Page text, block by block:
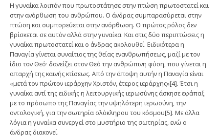
Η γυναίκα λοιπόν που πρωτοστάτησε στην πτώση πρωτοστατεί και
στην ανόρθωση του ανθρώπου. Ο άνδρας συμπαρασύρεται στην
πτώση και συμπορεύεται στην ανόρθωση. Ο πρώτος ρόλος δεν
βρίσκεται σε αυτόν αλλά στην γυναίκα. Και στις δύο περιπτώσεις η
γυναίκα πρωτοστατεί και ο άνδρας ακολουθεί. Ειδικότερα η
Παναγία γίνεται συναίτιος της θείας ενανθρωπήσεως, μαζί με τον
ίδιο τον Θεό· δανείζει στον Θεό την ανθρώπινη φύση, που γίνεται η
απαρχή της καινής κτίσεως. Από την άποψη αυτήν η Παναγία είναι
«μετά τον πρώτον ιεράρχην Χριστόν, έτερος ιεράρχης»[4]. Έτσι η
γυναίκα αντί της ειδικής η λειτουργικής ιερωσύνης άσκησε εφάπαξ
με το πρόσωπο της Παναγίας την υψηλότερη ιερωσύνη, την
οντολογική, για την σωτηρία ολόκληρου του κόσμου[5]. Με άλλα
λόγια η γυναίκα συνεργεί στο μυστήριο της σωτηρίας, ενώ ο
άνδρας διακονεί.